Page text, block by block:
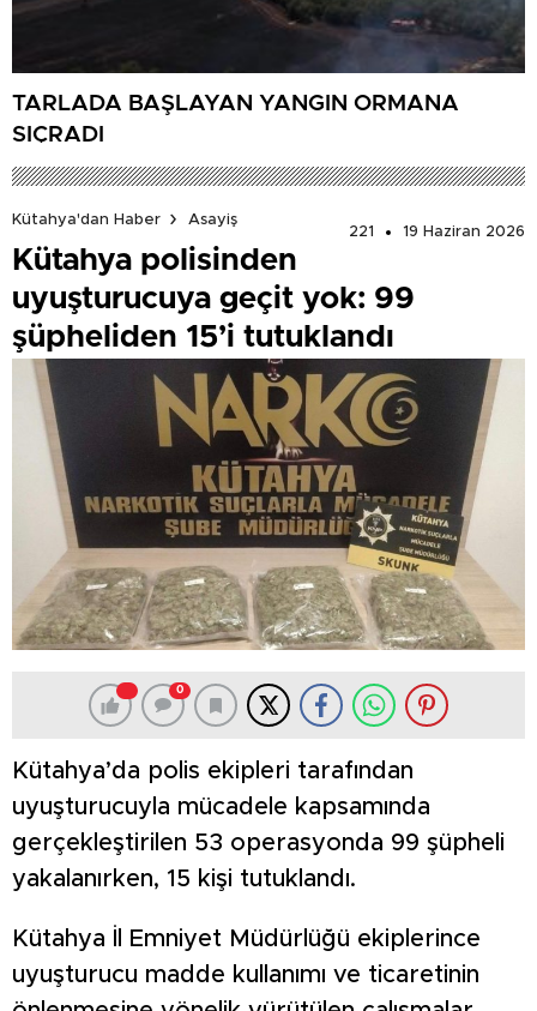
TARLADA BAŞLAYAN YANGIN ORMANA
SIÇRADI
Kütahya'dan Haber
Asayiş
221
19 Haziran 2026
Kütahya polisinden
uyuşturucuya geçit yok: 99
şüpheliden 15’i tutuklandı
0
Kütahya’da polis ekipleri tarafından
uyuşturucuyla mücadele kapsamında
gerçekleştirilen 53 operasyonda 99 şüpheli
yakalanırken, 15 kişi tutuklandı.
Kütahya İl Emniyet Müdürlüğü ekiplerince
uyuşturucu madde kullanımı ve ticaretinin